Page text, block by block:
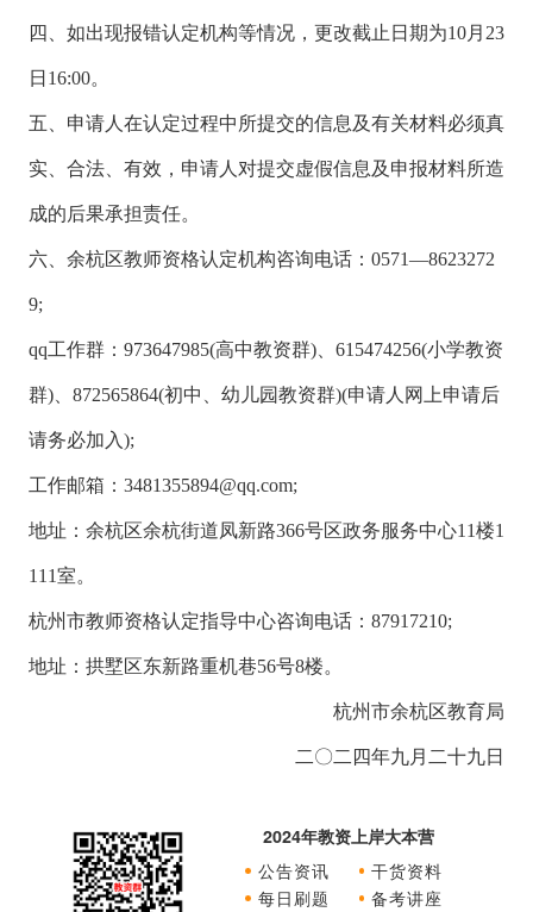
四、如出现报错认定机构等情况，更改截止日期为10月23
日16:00。
五、申请人在认定过程中所提交的信息及有关材料必须真
实、合法、有效，申请人对提交虚假信息及申报材料所造
成的后果承担责任。
六、余杭区教师资格认定机构咨询电话：0571—8623272
9;
qq工作群：973647985(高中教资群)、615474256(小学教资
群)、872565864(初中、幼儿园教资群)(申请人网上申请后
请务必加入);
工作邮箱： 3481355894@qq.com;
地址：余杭区余杭街道凤新路366号区政务服务中心11楼1
111室。
杭州市教师资格认定指导中心咨询电话：87917210;
地址：拱墅区东新路重机巷56号8楼。
杭州市余杭区教育局
二〇二四年九月二十九日
2024年教资上岸大本营
公告资讯
干货资料
每日刷题
备考讲座